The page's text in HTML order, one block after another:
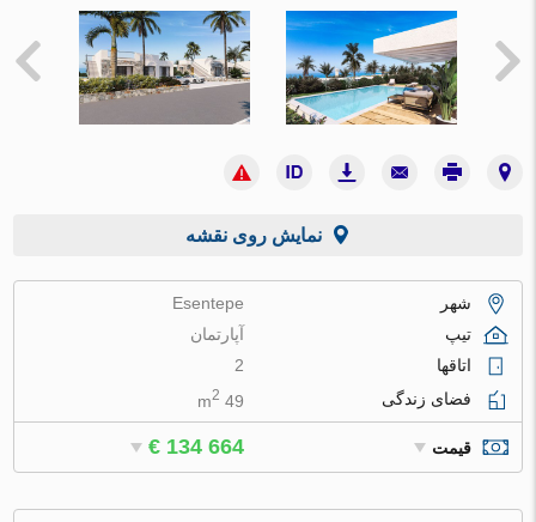
نمایش روی نقشه
شهر
Esentepe
تیپ
آپارتمان
اتاقها
2
فضای زندگی
49 m
2
قیمت € 134 664